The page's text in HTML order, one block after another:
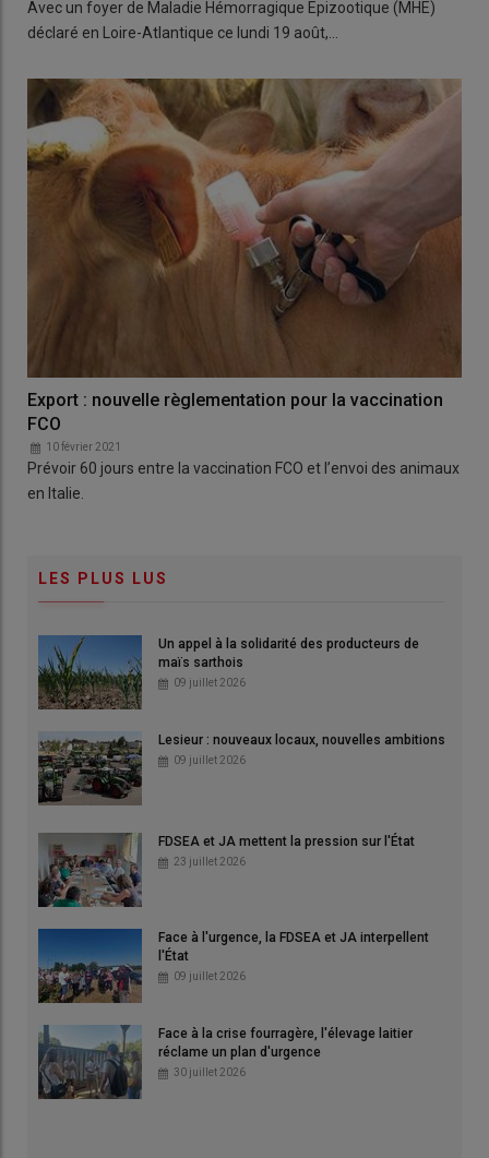
Avec un foyer de Maladie Hémorragique Epizootique (MHE)
déclaré en Loire-Atlantique ce lundi 19 août,…
Export : nouvelle règlementation pour la vaccination
FCO
10 février 2021
Prévoir 60 jours entre la vaccination FCO et l’envoi des animaux
en Italie.
LES PLUS LUS
Un appel à la solidarité des producteurs de
maïs sarthois
09 juillet 2026
Lesieur : nouveaux locaux, nouvelles ambitions
09 juillet 2026
FDSEA et JA mettent la pression sur l'État
23 juillet 2026
Face à l'urgence, la FDSEA et JA interpellent
l'État
09 juillet 2026
Face à la crise fourragère, l'élevage laitier
réclame un plan d'urgence
30 juillet 2026